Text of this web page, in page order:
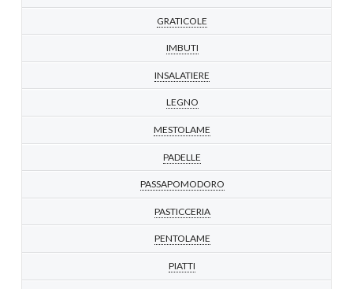
GRATICOLE
IMBUTI
INSALATIERE
LEGNO
MESTOLAME
PADELLE
PASSAPOMODORO
PASTICCERIA
PENTOLAME
PIATTI